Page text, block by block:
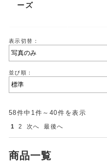
ーズ
表示切替：
並び順：
58件中1件～40件を表示
1 2 次へ 最後へ
商品一覧